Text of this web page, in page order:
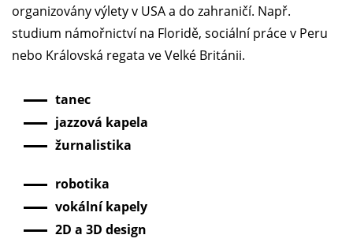
organizovány výlety v USA a do zahraničí. Např.
studium námořnictví na Floridě, sociální práce v Peru
nebo Královská regata ve Velké Británii.
tanec
jazzová kapela
žurnalistika
robotika
vokální kapely
2D a 3D design